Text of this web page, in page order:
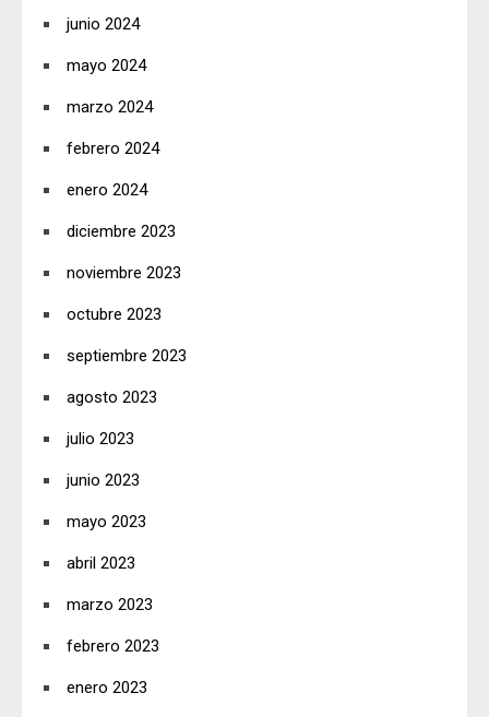
junio 2024
mayo 2024
marzo 2024
febrero 2024
enero 2024
diciembre 2023
noviembre 2023
octubre 2023
septiembre 2023
agosto 2023
julio 2023
junio 2023
mayo 2023
abril 2023
marzo 2023
febrero 2023
enero 2023